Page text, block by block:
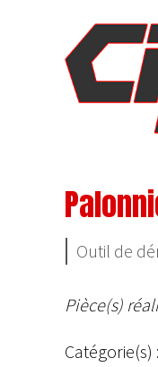
Outil de
Pièce(s)
Catégorie(s) :